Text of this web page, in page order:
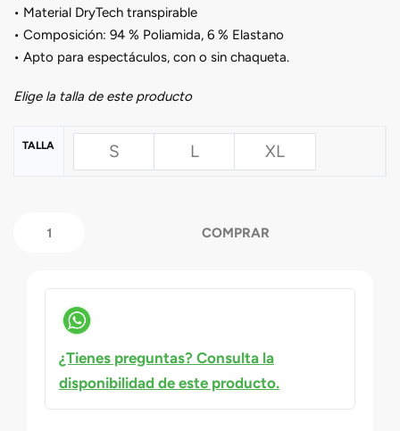
• Material DryTech transpirable
• Composición: 94 % Poliamida, 6 % Elastano
• Apto para espectáculos, con o sin chaqueta.
Elige la talla de este producto
TALLA S L XL
COMPRAR
¿Tienes preguntas? Consulta la
disponibilidad de este producto.